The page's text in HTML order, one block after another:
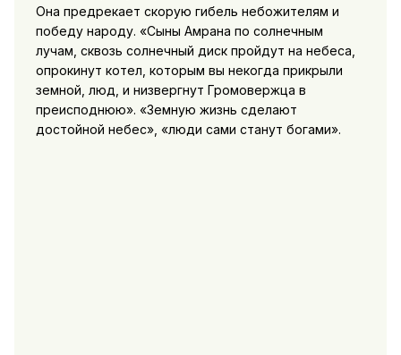
Она предрекает скорую гибель небожителям и
победу народу. «Сыны Амрана по солнечным
лучам, сквозь солнечный диск пройдут на небеса,
опрокинут котел, которым вы некогда прикрыли
земной, люд, и низвергнут Громовержца в
преисподнюю». «Земную жизнь сделают
достойной небес», «люди сами станут богами».